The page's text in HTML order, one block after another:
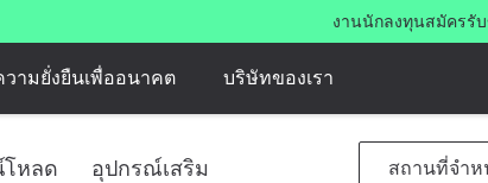
งานนักลงทุนสมัครรั
วามยั่งยืนเพื่ออนาคต บริษัทของเรา
หลด อุปกรณ์เสริม สถานที่จำห